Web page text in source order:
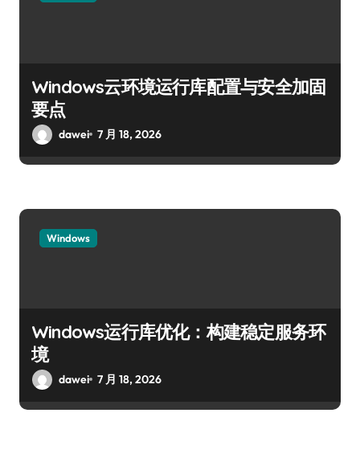
Windows云环境运行库配置与安全加固
要点
dawei 7 月 18, 2026
Windows
Windows运行库优化：构建稳定服务环
境
dawei 7 月 18, 2026